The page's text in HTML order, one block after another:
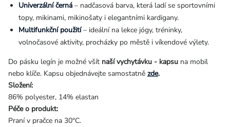
Univerzální černá – nadčasová barva, která ladí se sportovními
topy, mikinami, mikinošaty i elegantními kardigany.
Multifunkční použití– ideální na lekce jógy, tréninky,
volnočasové aktivity, procházky po městě i víkendové výlety.
Do pásku legín je možné všít naší vychytávku - kapsu na mobil
nebo klíče. Kapsu objednávejte samostatně zde.
Složení:
86% polyester, 14% elastan
Péče o produkt:
Praní v pračce na 30°C.